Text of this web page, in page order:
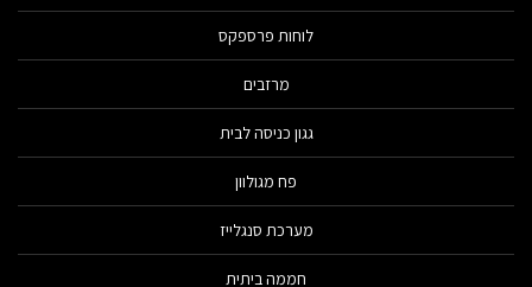
לוחות פרספקס
מרזבים
גגון כניסה לבית
פח מגולוון
מערכת סנגלייז
חממה ביתית